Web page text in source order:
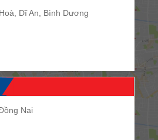
Dĩ An, Bình Dương
Nai